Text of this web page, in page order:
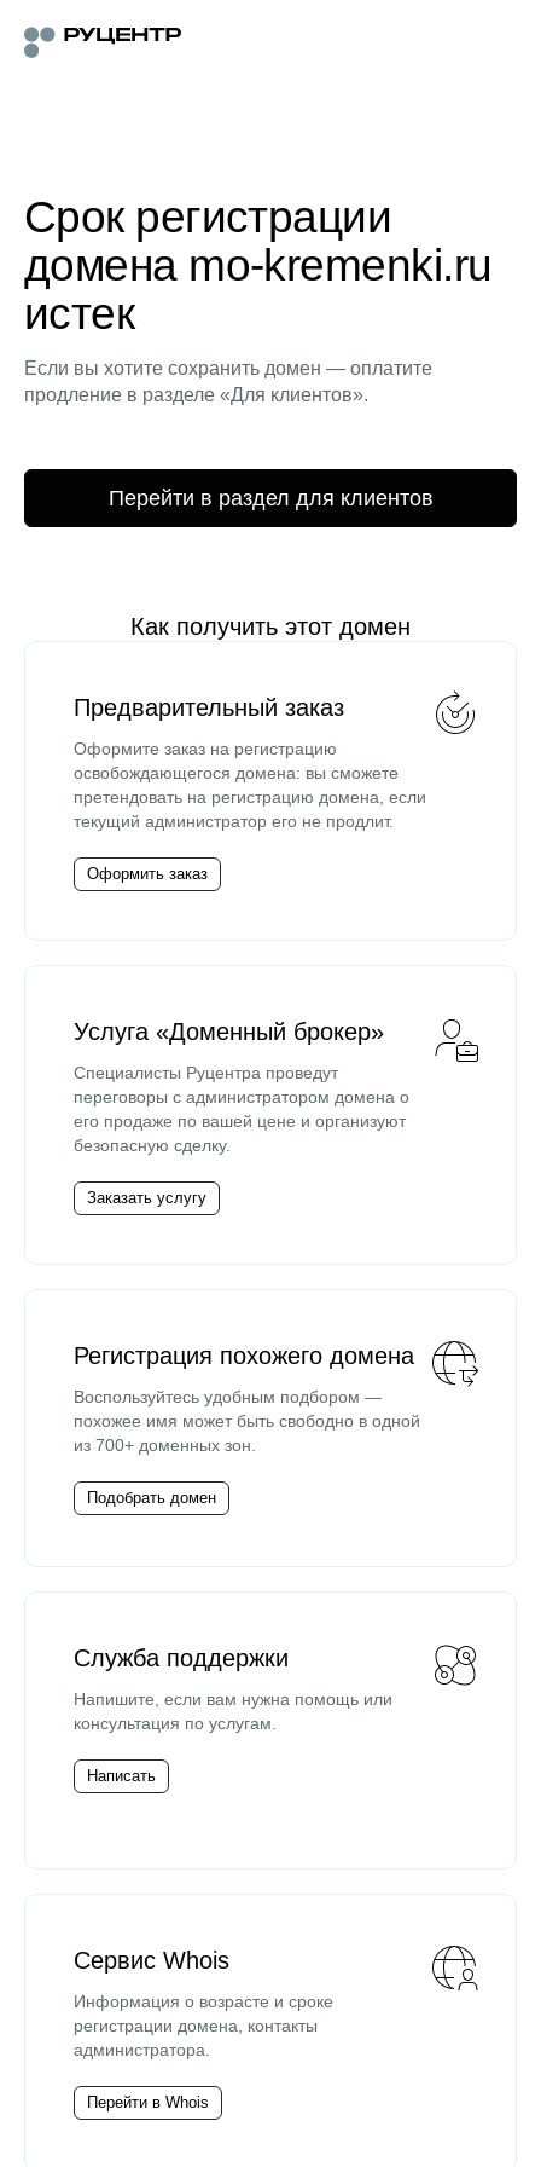
Срок регистрации
домена mo-kremenki.ru
истек
Если вы хотите сохранить домен — оплатите
продление в разделе «Для клиентов».
Перейти в раздел для клиентов
Как получить этот домен
Предварительный заказ
Оформите заказ на регистрацию
освобождающегося домена: вы сможете
претендовать на регистрацию домена, если
текущий администратор его не продлит.
Оформить заказ
Услуга «Доменный брокер»
Специалисты Руцентра проведут
переговоры с администратором домена о
его продаже по вашей цене и организуют
безопасную сделку.
Заказать услугу
Регистрация похожего домена
Воспользуйтесь удобным подбором —
похожее имя может быть свободно в одной
из 700+ доменных зон.
Подобрать домен
Служба поддержки
Напишите, если вам нужна помощь или
консультация по услугам.
Написать
Сервис Whois
Информация о возрасте и сроке
регистрации домена, контакты
администратора.
Перейти в Whois